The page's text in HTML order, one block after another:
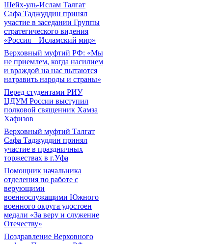
Шейх-уль-Ислам Талгат
Сафа Таджуддин принял
участие в заседании Группы
стратегического видения
«Россия – Исламский мир»
Верховный муфтий РФ: «Мы
не приемлем, когда насилием
и враждой на нас пытаются
натравить народы и страны»
Перед студентами РИУ
ЦДУМ России выступил
полковой священник Хамза
Хафизов
Верховный муфтий Талгат
Сафа Таджуддин принял
участие в праздничных
торжествах в г.Уфа
Помощник начальника
отделения по работе с
верующими
военнослужащими Южного
военного округа удостоен
медали «За веру и служение
Отечеству»
Поздравление Верховного